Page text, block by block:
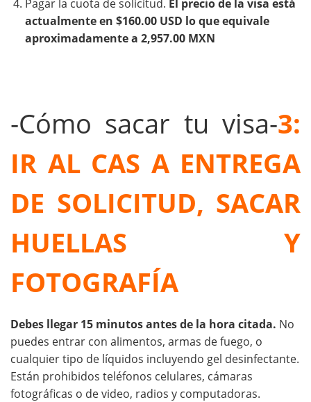
Pagar la cuota de solicitud. El precio de la visa está
actualmente en $160.00 USD lo que equivale
aproximadamente a 2,957.00 MXN
-Cómo sacar tu visa-3:
IR AL CAS A ENTREGA
DE SOLICITUD, SACAR
HUELLAS Y
FOTOGRAFÍA
Debes llegar 15 minutos antes de la hora citada. No
puedes entrar con alimentos, armas de fuego, o
cualquier tipo de líquidos incluyendo gel desinfectante.
Están prohibidos teléfonos celulares, cámaras
fotográficas o de video, radios y computadoras.